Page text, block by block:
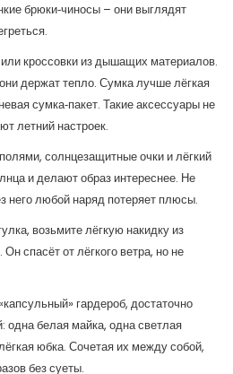
брюки‑чиносы – они выглядят
кроссовки из дышащих материалов.
держат тепло. Сумка лучше лёгкая
сумка‑пакет. Такие аксессуары не
летний настроек.
солнцезащитные очки и лёгкий
и делают образ интереснее. Не
него любой наряд потеряет плюсы.
возьмите лёгкую накидку из
спасёт от лёгкого ветра, но не
гардероб, достаточно
одна белая майка, одна светлая
юбка. Сочетая их между собой,
без суеты.